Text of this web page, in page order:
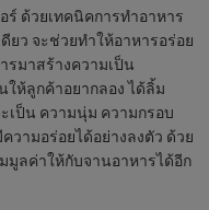
ร์ ด้วยเทคนิคการทำอาหาร
ยว จะช่วยทำให้อาหารอร่อย
รมาสร้างความเป็น
ห้ลูกค้าอยากลอง ได้ลิ้ม
เป็น ความนุ่ม ความกรอบ
วามอร่อยได้อย่างลงตัว ด้วย
มูลค่าให้กับจานอาหารได้อีก